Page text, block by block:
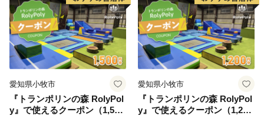
愛知県小牧市
『トランポリンの森 RolyPol
y』で使えるクーポン（1,500
愛知県小牧市
『トランポリンの森 RolyPol
y』で使えるクーポン（1,200